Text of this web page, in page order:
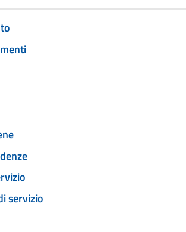
servizio